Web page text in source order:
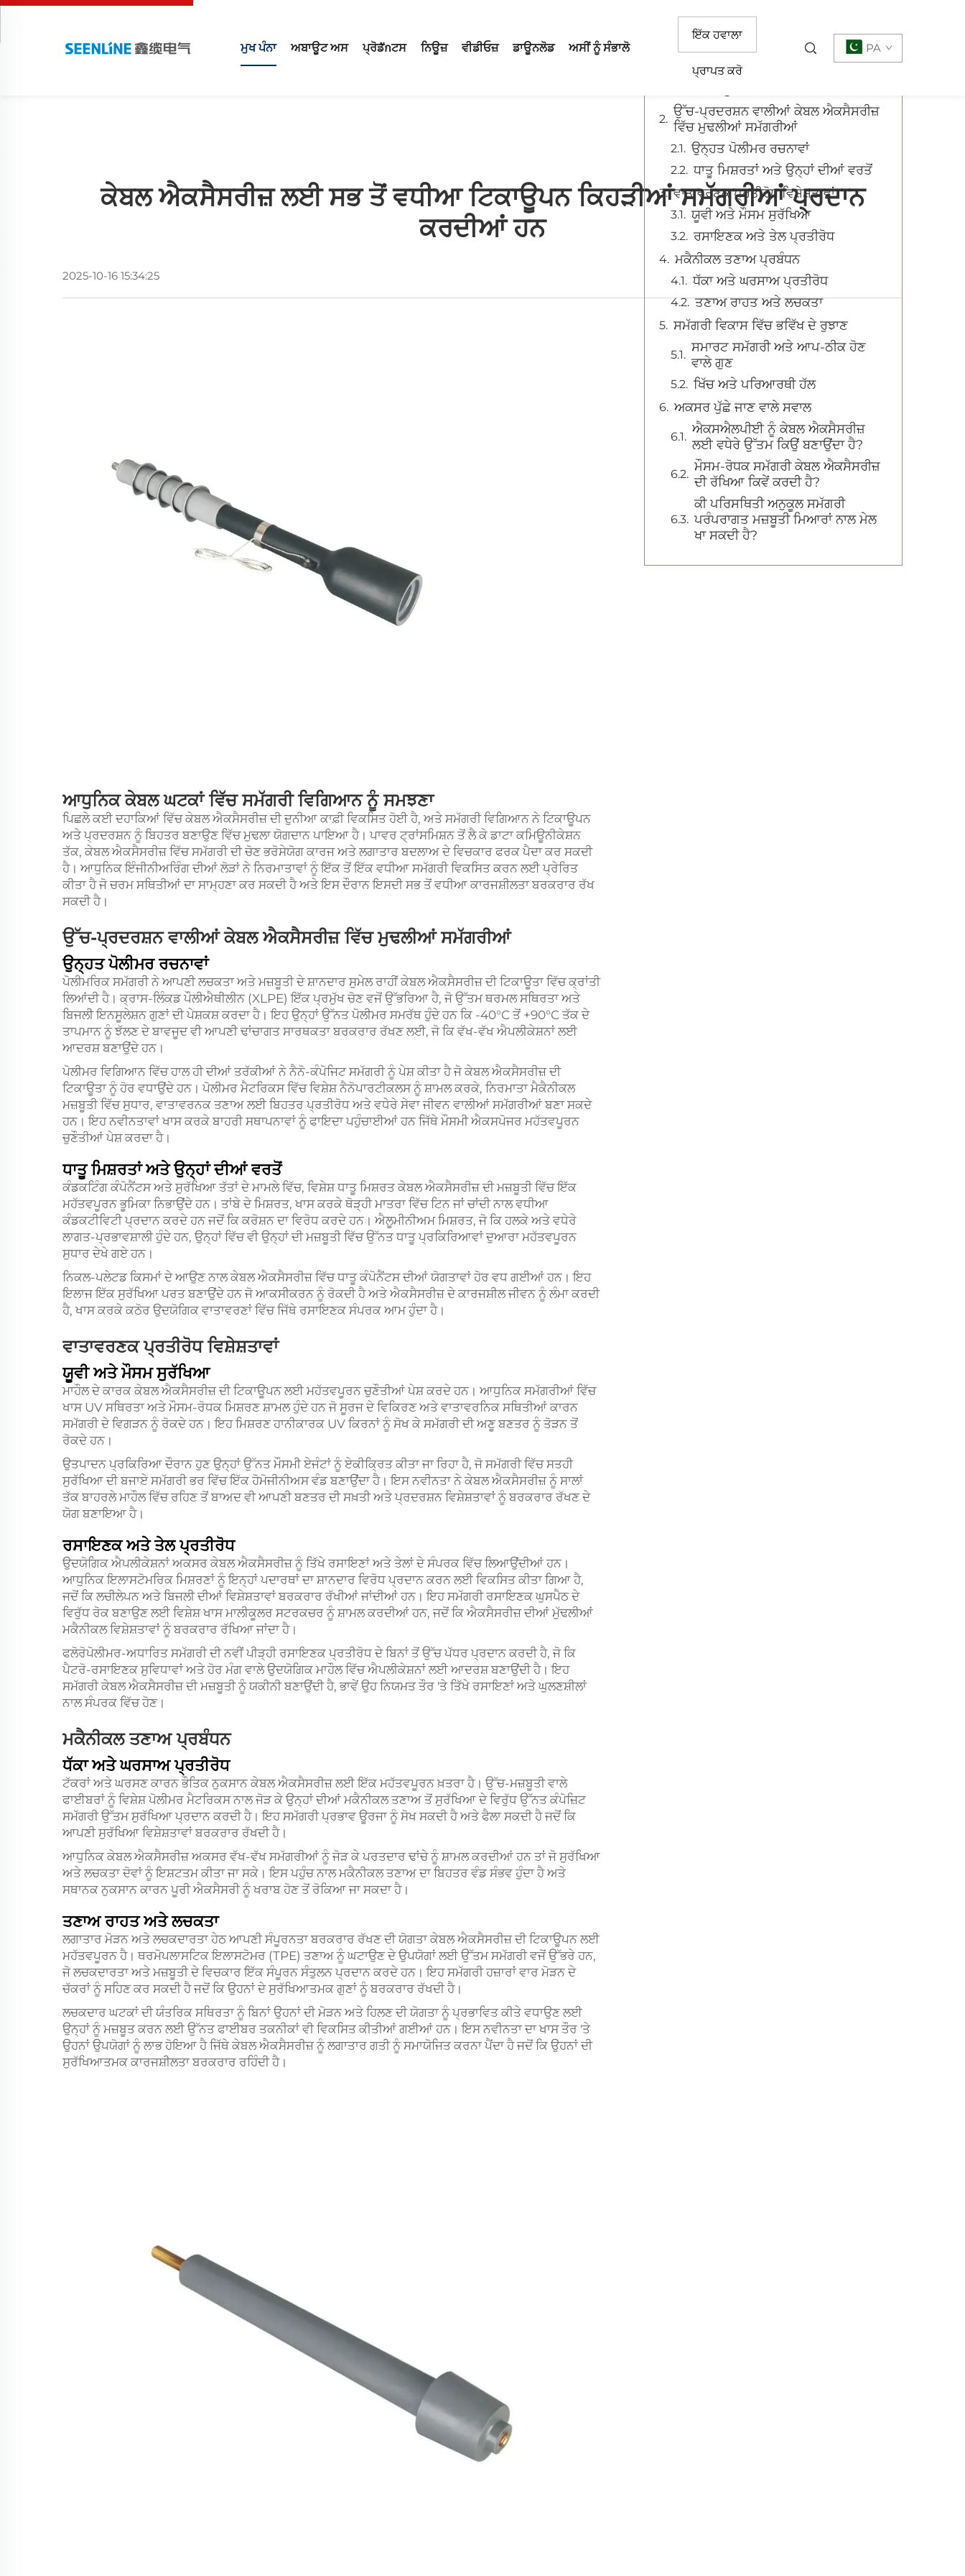
ਮੁਖ ਪੰਨਾ ਅਬਾਊਟ ਅਸ ਪ੍ਰੋਡักਟਸ ਨਿਊਜ਼ ਵੀਡੀਓਜ਼ ਡਾਊਨਲੋਡ ਅਸੀਂ ਨੂੰ ਸੰਭਾਲੋ
ਇੱਕ ਹਵਾਲਾ
ਪ੍ਰਾਪਤ ਕਰੋ
PA
ਕੇਬਲ ਐਕਸੈਸਰੀਜ਼ ਲਈ ਸਭ ਤੋਂ ਵਧੀਆ ਟਿਕਾਊਪਨ ਕਿਹੜੀਆਂ ਸਮੱਗਰੀਆਂ ਪ੍ਰਦਾਨ
ਕਰਦੀਆਂ ਹਨ
2025-10-16 15:34:25
ਆਧੁਨਿਕ ਕੇਬਲ ਘਟਕਾਂ ਵਿੱਚ ਸਮੱਗਰੀ ਵਿਗਿਆਨ ਨੂੰ ਸਮਝਣਾ
ਪਿਛਲੇ ਕਈ ਦਹਾਕਿਆਂ ਵਿੱਚ ਕੇਬਲ ਐਕਸੈਸਰੀਜ਼ ਦੀ ਦੁਨੀਆ ਕਾਫ਼ੀ ਵਿਕਸਿਤ ਹੋਈ ਹੈ, ਅਤੇ ਸਮੱਗਰੀ ਵਿਗਿਆਨ ਨੇ ਟਿਕਾਊਪਨ
ਅਤੇ ਪ੍ਰਦਰਸ਼ਨ ਨੂੰ ਬਿਹਤਰ ਬਣਾਉਣ ਵਿੱਚ ਮੁਢਲਾ ਯੋਗਦਾਨ ਪਾਇਆ ਹੈ। ਪਾਵਰ ਟ੍ਰਾਂਸਮਿਸ਼ਨ ਤੋਂ ਲੈ ਕੇ ਡਾਟਾ ਕਮਿਊਨੀਕੇਸ਼ਨ
ਤੱਕ, ਕੇਬਲ ਐਕਸੈਸਰੀਜ਼ ਵਿੱਚ ਸਮੱਗਰੀ ਦੀ ਚੋਣ ਭਰੋਸੇਯੋਗ ਕਾਰਜ ਅਤੇ ਲਗਾਤਾਰ ਬਦਲਾਅ ਦੇ ਵਿਚਕਾਰ ਫਰਕ ਪੈਦਾ ਕਰ ਸਕਦੀ
ਹੈ। ਆਧੁਨਿਕ ਇੰਜੀਨੀਅਰਿੰਗ ਦੀਆਂ ਲੋੜਾਂ ਨੇ ਨਿਰਮਾਤਾਵਾਂ ਨੂੰ ਇੱਕ ਤੋਂ ਇੱਕ ਵਧੀਆ ਸਮੱਗਰੀ ਵਿਕਸਿਤ ਕਰਨ ਲਈ ਪ੍ਰੇਰਿਤ
ਕੀਤਾ ਹੈ ਜੋ ਚਰਮ ਸਥਿਤੀਆਂ ਦਾ ਸਾਮ੍ਹਣਾ ਕਰ ਸਕਦੀ ਹੈ ਅਤੇ ਇਸ ਦੌਰਾਨ ਇਸਦੀ ਸਭ ਤੋਂ ਵਧੀਆ ਕਾਰਜਸ਼ੀਲਤਾ ਬਰਕਰਾਰ ਰੱਖ
ਸਕਦੀ ਹੈ।
ਉੱਚ-ਪ੍ਰਦਰਸ਼ਨ ਵਾਲੀਆਂ ਕੇਬਲ ਐਕਸੈਸਰੀਜ਼ ਵਿੱਚ ਮੁਢਲੀਆਂ ਸਮੱਗਰੀਆਂ
ਉਨ੍ਹਤ ਪੋਲੀਮਰ ਰਚਨਾਵਾਂ
ਪੋਲੀਮਰਿਕ ਸਮੱਗਰੀ ਨੇ ਆਪਣੀ ਲਚਕਤਾ ਅਤੇ ਮਜ਼ਬੂਤੀ ਦੇ ਸ਼ਾਨਦਾਰ ਸੁਮੇਲ ਰਾਹੀਂ ਕੇਬਲ ਐਕਸੈਸਰੀਜ਼ ਦੀ ਟਿਕਾਊਤਾ ਵਿੱਚ ਕ੍ਰਾਂਤੀ
ਲਿਆਂਦੀ ਹੈ। ਕ੍ਰਾਸ-ਲਿੰਕਡ ਪੌਲੀਐਥੀਲੀਨ (XLPE) ਇੱਕ ਪ੍ਰਮੁੱਖ ਚੋਣ ਵਜੋਂ ਉੱਭਰਿਆ ਹੈ, ਜੋ ਉੱਤਮ ਥਰਮਲ ਸਥਿਰਤਾ ਅਤੇ
ਬਿਜਲੀ ਇਨਸੂਲੇਸ਼ਨ ਗੁਣਾਂ ਦੀ ਪੇਸ਼ਕਸ਼ ਕਰਦਾ ਹੈ। ਇਹ ਉਨ੍ਹਾਂ ਉੱਨਤ ਪੋਲੀਮਰ ਸਮਰੱਥ ਹੁੰਦੇ ਹਨ ਕਿ -40°C ਤੋਂ +90°C ਤੱਕ ਦੇ
ਤਾਪਮਾਨ ਨੂੰ ਝੱਲਣ ਦੇ ਬਾਵਜੂਦ ਵੀ ਆਪਣੀ ਢਾਂਚਾਗਤ ਸਾਰਥਕਤਾ ਬਰਕਰਾਰ ਰੱਖਣ ਲਈ, ਜੋ ਕਿ ਵੱਖ-ਵੱਖ ਐਪਲੀਕੇਸ਼ਨਾਂ ਲਈ
ਆਦਰਸ਼ ਬਣਾਉਂਦੇ ਹਨ।
ਪੋਲੀਮਰ ਵਿਗਿਆਨ ਵਿੱਚ ਹਾਲ ਹੀ ਦੀਆਂ ਤਰੱਕੀਆਂ ਨੇ ਨੈਨੋ-ਕੰਪੋਜਿਟ ਸਮੱਗਰੀ ਨੂੰ ਪੇਸ਼ ਕੀਤਾ ਹੈ ਜੋ ਕੇਬਲ ਐਕਸੈਸਰੀਜ਼ ਦੀ
ਟਿਕਾਊਤਾ ਨੂੰ ਹੋਰ ਵਧਾਉਂਦੇ ਹਨ। ਪੋਲੀਮਰ ਮੈਟਰਿਕਸ ਵਿੱਚ ਵਿਸ਼ੇਸ਼ ਨੈਨੋਪਾਰਟੀਕਲਸ ਨੂੰ ਸ਼ਾਮਲ ਕਰਕੇ, ਨਿਰਮਾਤਾ ਮੈਕੈਨੀਕਲ
ਮਜ਼ਬੂਤੀ ਵਿੱਚ ਸੁਧਾਰ, ਵਾਤਾਵਰਨਕ ਤਣਾਅ ਲਈ ਬਿਹਤਰ ਪ੍ਰਤੀਰੋਧ ਅਤੇ ਵਧੇਰੇ ਸੇਵਾ ਜੀਵਨ ਵਾਲੀਆਂ ਸਮੱਗਰੀਆਂ ਬਣਾ ਸਕਦੇ
ਹਨ। ਇਹ ਨਵੀਨਤਾਵਾਂ ਖਾਸ ਕਰਕੇ ਬਾਹਰੀ ਸਥਾਪਨਾਵਾਂ ਨੂੰ ਫਾਇਦਾ ਪਹੁੰਚਾਈਆਂ ਹਨ ਜਿੱਥੇ ਮੌਸਮੀ ਐਕਸਪੋਜਰ ਮਹੱਤਵਪੂਰਨ
ਚੁਣੌਤੀਆਂ ਪੇਸ਼ ਕਰਦਾ ਹੈ।
ਧਾਤੂ ਮਿਸ਼ਰਤਾਂ ਅਤੇ ਉਨ੍ਹਾਂ ਦੀਆਂ ਵਰਤੋਂ
ਕੰਡਕਟਿੰਗ ਕੰਪੋਨੈਂਟਸ ਅਤੇ ਸੁਰੱਖਿਆ ਤੱਤਾਂ ਦੇ ਮਾਮਲੇ ਵਿੱਚ, ਵਿਸ਼ੇਸ਼ ਧਾਤੂ ਮਿਸ਼ਰਤ ਕੇਬਲ ਐਕਸੈਸਰੀਜ਼ ਦੀ ਮਜ਼ਬੂਤੀ ਵਿੱਚ ਇੱਕ
ਮਹੱਤਵਪੂਰਨ ਭੂਮਿਕਾ ਨਿਭਾਉਂਦੇ ਹਨ। ਤਾਂਬੇ ਦੇ ਮਿਸ਼ਰਤ, ਖਾਸ ਕਰਕੇ ਥੋੜ੍ਹੀ ਮਾਤਰਾ ਵਿੱਚ ਟਿਨ ਜਾਂ ਚਾਂਦੀ ਨਾਲ ਵਧੀਆ
ਕੰਡਕਟੀਵਿਟੀ ਪ੍ਰਦਾਨ ਕਰਦੇ ਹਨ ਜਦੋਂ ਕਿ ਕਰੋਸ਼ਨ ਦਾ ਵਿਰੋਧ ਕਰਦੇ ਹਨ। ਐਲੂਮੀਨੀਅਮ ਮਿਸ਼ਰਤ, ਜੋ ਕਿ ਹਲਕੇ ਅਤੇ ਵਧੇਰੇ
ਲਾਗਤ-ਪ੍ਰਭਾਵਸ਼ਾਲੀ ਹੁੰਦੇ ਹਨ, ਉਨ੍ਹਾਂ ਵਿੱਚ ਵੀ ਉਨ੍ਹਾਂ ਦੀ ਮਜ਼ਬੂਤੀ ਵਿੱਚ ਉੱਨਤ ਧਾਤੂ ਪ੍ਰਕਿਰਿਆਵਾਂ ਦੁਆਰਾ ਮਹੱਤਵਪੂਰਨ
ਸੁਧਾਰ ਦੇਖੇ ਗਏ ਹਨ।
ਨਿਕਲ-ਪਲੇਟਡ ਕਿਸਮਾਂ ਦੇ ਆਉਣ ਨਾਲ ਕੇਬਲ ਐਕਸੈਸਰੀਜ਼ ਵਿੱਚ ਧਾਤੂ ਕੰਪੋਨੈਂਟਸ ਦੀਆਂ ਯੋਗਤਾਵਾਂ ਹੋਰ ਵਧ ਗਈਆਂ ਹਨ। ਇਹ
ਇਲਾਜ ਇੱਕ ਸੁਰੱਖਿਆ ਪਰਤ ਬਣਾਉਂਦੇ ਹਨ ਜੋ ਆਕਸੀਕਰਨ ਨੂੰ ਰੋਕਦੀ ਹੈ ਅਤੇ ਐਕਸੈਸਰੀਜ਼ ਦੇ ਕਾਰਜਸ਼ੀਲ ਜੀਵਨ ਨੂੰ ਲੰਮਾ ਕਰਦੀ
ਹੈ, ਖਾਸ ਕਰਕੇ ਕਠੋਰ ਉਦਯੋਗਿਕ ਵਾਤਾਵਰਣਾਂ ਵਿੱਚ ਜਿੱਥੇ ਰਸਾਇਣਕ ਸੰਪਰਕ ਆਮ ਹੁੰਦਾ ਹੈ।
ਵਾਤਾਵਰਣਕ ਪ੍ਰਤੀਰੋਧ ਵਿਸ਼ੇਸ਼ਤਾਵਾਂ
ਯੂਵੀ ਅਤੇ ਮੌਸਮ ਸੁਰੱਖਿਆ
ਮਾਹੌਲ ਦੇ ਕਾਰਕ ਕੇਬਲ ਐਕਸੈਸਰੀਜ਼ ਦੀ ਟਿਕਾਊਪਨ ਲਈ ਮਹੱਤਵਪੂਰਨ ਚੁਣੌਤੀਆਂ ਪੇਸ਼ ਕਰਦੇ ਹਨ। ਆਧੁਨਿਕ ਸਮੱਗਰੀਆਂ ਵਿੱਚ
ਖਾਸ UV ਸਥਿਰਤਾ ਅਤੇ ਮੌਸਮ-ਰੋਧਕ ਮਿਸ਼ਰਣ ਸ਼ਾਮਲ ਹੁੰਦੇ ਹਨ ਜੋ ਸੂਰਜ ਦੇ ਵਿਕਿਰਣ ਅਤੇ ਵਾਤਾਵਰਨਿਕ ਸਥਿਤੀਆਂ ਕਾਰਨ
ਸਮੱਗਰੀ ਦੇ ਵਿਗੜਨ ਨੂੰ ਰੋਕਦੇ ਹਨ। ਇਹ ਮਿਸ਼ਰਣ ਹਾਨੀਕਾਰਕ UV ਕਿਰਨਾਂ ਨੂੰ ਸੋਖ ਕੇ ਸਮੱਗਰੀ ਦੀ ਅਣੂ ਬਣਤਰ ਨੂੰ ਤੋੜਨ ਤੋਂ
ਰੋਕਦੇ ਹਨ।
ਉਤਪਾਦਨ ਪ੍ਰਕਿਰਿਆ ਦੌਰਾਨ ਹੁਣ ਉਨ੍ਹਾਂ ਉੱਨਤ ਮੌਸਮੀ ਏਜੰਟਾਂ ਨੂੰ ਏਕੀਕ੍ਰਿਤ ਕੀਤਾ ਜਾ ਰਿਹਾ ਹੈ, ਜੋ ਸਮੱਗਰੀ ਵਿੱਚ ਸਤਹੀ
ਸੁਰੱਖਿਆ ਦੀ ਬਜਾਏ ਸਮੱਗਰੀ ਭਰ ਵਿੱਚ ਇੱਕ ਹੋਮੋਜੀਨੀਅਸ ਵੰਡ ਬਣਾਉਂਦਾ ਹੈ। ਇਸ ਨਵੀਨਤਾ ਨੇ ਕੇਬਲ ਐਕਸੈਸਰੀਜ਼ ਨੂੰ ਸਾਲਾਂ
ਤੱਕ ਬਾਹਰਲੇ ਮਾਹੌਲ ਵਿੱਚ ਰਹਿਣ ਤੋਂ ਬਾਅਦ ਵੀ ਆਪਣੀ ਬਣਤਰ ਦੀ ਸਖ਼ਤੀ ਅਤੇ ਪ੍ਰਦਰਸ਼ਨ ਵਿਸ਼ੇਸ਼ਤਾਵਾਂ ਨੂੰ ਬਰਕਰਾਰ ਰੱਖਣ ਦੇ
ਯੋਗ ਬਣਾਇਆ ਹੈ।
ਰਸਾਇਣਕ ਅਤੇ ਤੇਲ ਪ੍ਰਤੀਰੋਧ
ਉਦਯੋਗਿਕ ਐਪਲੀਕੇਸ਼ਨਾਂ ਅਕਸਰ ਕੇਬਲ ਐਕਸੈਸਰੀਜ਼ ਨੂੰ ਤਿੱਖੇ ਰਸਾਇਣਾਂ ਅਤੇ ਤੇਲਾਂ ਦੇ ਸੰਪਰਕ ਵਿੱਚ ਲਿਆਉਂਦੀਆਂ ਹਨ।
ਆਧੁਨਿਕ ਇਲਾਸਟੋਮਰਿਕ ਮਿਸ਼ਰਣਾਂ ਨੂੰ ਇਨ੍ਹਾਂ ਪਦਾਰਥਾਂ ਦਾ ਸ਼ਾਨਦਾਰ ਵਿਰੋਧ ਪ੍ਰਦਾਨ ਕਰਨ ਲਈ ਵਿਕਸਿਤ ਕੀਤਾ ਗਿਆ ਹੈ,
ਜਦੋਂ ਕਿ ਲਚੀਲੇਪਨ ਅਤੇ ਬਿਜਲੀ ਦੀਆਂ ਵਿਸ਼ੇਸ਼ਤਾਵਾਂ ਬਰਕਰਾਰ ਰੱਖੀਆਂ ਜਾਂਦੀਆਂ ਹਨ। ਇਹ ਸਮੱਗਰੀ ਰਸਾਇਣਕ ਘੁਸਪੈਠ ਦੇ
ਵਿਰੁੱਧ ਰੋਕ ਬਣਾਉਣ ਲਈ ਵਿਸ਼ੇਸ਼ ਖਾਸ ਮਾਲੀਕੂਲਰ ਸਟਰਕਚਰ ਨੂੰ ਸ਼ਾਮਲ ਕਰਦੀਆਂ ਹਨ, ਜਦੋਂ ਕਿ ਐਕਸੈਸਰੀਜ਼ ਦੀਆਂ ਮੁੱਢਲੀਆਂ
ਮਕੈਨੀਕਲ ਵਿਸ਼ੇਸ਼ਤਾਵਾਂ ਨੂੰ ਬਰਕਰਾਰ ਰੱਖਿਆ ਜਾਂਦਾ ਹੈ।
ਫਲੋਰੋਪੋਲੀਮਰ-ਅਧਾਰਿਤ ਸਮੱਗਰੀ ਦੀ ਨਵੀਂ ਪੀੜ੍ਹੀ ਰਸਾਇਣਕ ਪ੍ਰਤੀਰੋਧ ਦੇ ਬਿਨਾਂ ਤੋਂ ਉੱਚ ਪੱਧਰ ਪ੍ਰਦਾਨ ਕਰਦੀ ਹੈ, ਜੋ ਕਿ
ਪੈਟਰੋ-ਰਸਾਇਣਕ ਸੁਵਿਧਾਵਾਂ ਅਤੇ ਹੋਰ ਮੰਗ ਵਾਲੇ ਉਦਯੋਗਿਕ ਮਾਹੌਲ ਵਿੱਚ ਐਪਲੀਕੇਸ਼ਨਾਂ ਲਈ ਆਦਰਸ਼ ਬਣਾਉਂਦੀ ਹੈ। ਇਹ
ਸਮੱਗਰੀ ਕੇਬਲ ਐਕਸੈਸਰੀਜ਼ ਦੀ ਮਜ਼ਬੂਤੀ ਨੂੰ ਯਕੀਨੀ ਬਣਾਉਂਦੀ ਹੈ, ਭਾਵੇਂ ਉਹ ਨਿਯਮਤ ਤੌਰ 'ਤੇ ਤਿੱਖੇ ਰਸਾਇਣਾਂ ਅਤੇ ਘੁਲਣਸ਼ੀਲਾਂ
ਨਾਲ ਸੰਪਰਕ ਵਿੱਚ ਹੋਣ।
ਮਕੈਨੀਕਲ ਤਣਾਅ ਪ੍ਰਬੰਧਨ
ਧੱਕਾ ਅਤੇ ਘਰਸਾਅ ਪ੍ਰਤੀਰੋਧ
ਟੱਕਰਾਂ ਅਤੇ ਘਰਸਣ ਕਾਰਨ ਭੌਤਿਕ ਨੁਕਸਾਨ ਕੇਬਲ ਐਕਸੈਸਰੀਜ਼ ਲਈ ਇੱਕ ਮਹੱਤਵਪੂਰਨ ਖ਼ਤਰਾ ਹੈ। ਉੱਚ-ਮਜ਼ਬੂਤੀ ਵਾਲੇ
ਫਾਈਬਰਾਂ ਨੂੰ ਵਿਸ਼ੇਸ਼ ਪੋਲੀਮਰ ਮੈਟਰਿਕਸ ਨਾਲ ਜੋੜ ਕੇ ਉਨ੍ਹਾਂ ਦੀਆਂ ਮਕੈਨੀਕਲ ਤਣਾਅ ਤੋਂ ਸੁਰੱਖਿਆ ਦੇ ਵਿਰੁੱਧ ਉੱਨਤ ਕੰਪੋਜ਼ਿਟ
ਸਮੱਗਰੀ ਉੱਤਮ ਸੁਰੱਖਿਆ ਪ੍ਰਦਾਨ ਕਰਦੀ ਹੈ। ਇਹ ਸਮੱਗਰੀ ਪ੍ਰਭਾਵ ਊਰਜਾ ਨੂੰ ਸੋਖ ਸਕਦੀ ਹੈ ਅਤੇ ਫੈਲਾ ਸਕਦੀ ਹੈ ਜਦੋਂ ਕਿ
ਆਪਣੀ ਸੁਰੱਖਿਆ ਵਿਸ਼ੇਸ਼ਤਾਵਾਂ ਬਰਕਰਾਰ ਰੱਖਦੀ ਹੈ।
ਆਧੁਨਿਕ ਕੇਬਲ ਐਕਸੈਸਰੀਜ਼ ਅਕਸਰ ਵੱਖ-ਵੱਖ ਸਮੱਗਰੀਆਂ ਨੂੰ ਜੋੜ ਕੇ ਪਰਤਦਾਰ ਢਾਂਚੇ ਨੂੰ ਸ਼ਾਮਲ ਕਰਦੀਆਂ ਹਨ ਤਾਂ ਜੋ ਸੁਰੱਖਿਆ
ਅਤੇ ਲਚਕਤਾ ਦੋਵਾਂ ਨੂੰ ਇਸ਼ਟਤਮ ਕੀਤਾ ਜਾ ਸਕੇ। ਇਸ ਪਹੁੰਚ ਨਾਲ ਮਕੈਨੀਕਲ ਤਣਾਅ ਦਾ ਬਿਹਤਰ ਵੰਡ ਸੰਭਵ ਹੁੰਦਾ ਹੈ ਅਤੇ
ਸਥਾਨਕ ਨੁਕਸਾਨ ਕਾਰਨ ਪੂਰੀ ਐਕਸੈਸਰੀ ਨੂੰ ਖਰਾਬ ਹੋਣ ਤੋਂ ਰੋਕਿਆ ਜਾ ਸਕਦਾ ਹੈ।
ਤਣਾਅ ਰਾਹਤ ਅਤੇ ਲਚਕਤਾ
ਲਗਾਤਾਰ ਮੋੜਨ ਅਤੇ ਲਚਕਦਾਰਤਾ ਹੇਠ ਆਪਣੀ ਸੰਪੂਰਨਤਾ ਬਰਕਰਾਰ ਰੱਖਣ ਦੀ ਯੋਗਤਾ ਕੇਬਲ ਐਕਸੈਸਰੀਜ਼ ਦੀ ਟਿਕਾਊਪਨ ਲਈ
ਮਹੱਤਵਪੂਰਨ ਹੈ। ਥਰਮੋਪਲਾਸਟਿਕ ਇਲਾਸਟੋਮਰ (TPE) ਤਣਾਅ ਨੂੰ ਘਟਾਉਣ ਦੇ ਉਪਯੋਗਾਂ ਲਈ ਉੱਤਮ ਸਮੱਗਰੀ ਵਜੋਂ ਉੱਭਰੇ ਹਨ,
ਜੋ ਲਚਕਦਾਰਤਾ ਅਤੇ ਮਜ਼ਬੂਤੀ ਦੇ ਵਿਚਕਾਰ ਇੱਕ ਸੰਪੂਰਨ ਸੰਤੁਲਨ ਪ੍ਰਦਾਨ ਕਰਦੇ ਹਨ। ਇਹ ਸਮੱਗਰੀ ਹਜ਼ਾਰਾਂ ਵਾਰ ਮੋੜਨ ਦੇ
ਚੱਕਰਾਂ ਨੂੰ ਸਹਿਣ ਕਰ ਸਕਦੀ ਹੈ ਜਦੋਂ ਕਿ ਉਹਨਾਂ ਦੇ ਸੁਰੱਖਿਆਤਮਕ ਗੁਣਾਂ ਨੂੰ ਬਰਕਰਾਰ ਰੱਖਦੀ ਹੈ।
ਲਚਕਦਾਰ ਘਟਕਾਂ ਦੀ ਯੰਤਰਿਕ ਸਥਿਰਤਾ ਨੂੰ ਬਿਨਾਂ ਉਹਨਾਂ ਦੀ ਮੋੜਨ ਅਤੇ ਹਿਲਣ ਦੀ ਯੋਗਤਾ ਨੂੰ ਪ੍ਰਭਾਵਿਤ ਕੀਤੇ ਵਧਾਉਣ ਲਈ
ਉਨ੍ਹਾਂ ਨੂੰ ਮਜ਼ਬੂਤ ਕਰਨ ਲਈ ਉੱਨਤ ਫਾਈਬਰ ਤਕਨੀਕਾਂ ਵੀ ਵਿਕਸਿਤ ਕੀਤੀਆਂ ਗਈਆਂ ਹਨ। ਇਸ ਨਵੀਨਤਾ ਦਾ ਖਾਸ ਤੌਰ 'ਤੇ
ਉਹਨਾਂ ਉਪਯੋਗਾਂ ਨੂੰ ਲਾਭ ਹੋਇਆ ਹੈ ਜਿੱਥੇ ਕੇਬਲ ਐਕਸੈਸਰੀਜ਼ ਨੂੰ ਲਗਾਤਾਰ ਗਤੀ ਨੂੰ ਸਮਾਯੋਜਿਤ ਕਰਨਾ ਪੈਂਦਾ ਹੈ ਜਦੋਂ ਕਿ ਉਹਨਾਂ ਦੀ
ਸੁਰੱਖਿਆਤਮਕ ਕਾਰਜਸ਼ੀਲਤਾ ਬਰਕਰਾਰ ਰਹਿੰਦੀ ਹੈ।
ਸਮੱਗਰੀ
ਆਧੁਨਿਕ ਕੇਬਲ ਘਟਕਾਂ ਵਿੱਚ ਸਮੱਗਰੀ
ਉੱਚ-ਪ੍ਰਦਰਸ਼ਨ ਵਾਲੀਆਂ ਕੇਬਲ ਐਕਸੈਸਰੀਜ਼
ਵਿੱਚ ਮੁਢਲੀਆਂ ਸਮੱਗਰੀਆਂ
ਉਨ੍ਹਤ ਪੋਲੀਮਰ ਰਚਨਾਵਾਂ
ਧਾਤੂ ਮਿਸ਼ਰਤਾਂ ਅਤੇ ਉਨ੍ਹਾਂ ਦੀਆਂ ਵਰਤੋਂ
ਵਾਤਾਵਰਣਕ ਪ੍ਰਤੀਰੋਧ ਵਿਸ਼ੇਸ਼ਤਾਵਾਂ
ਯੂਵੀ ਅਤੇ ਮੌਸਮ ਸੁਰੱਖਿਆ
ਰਸਾਇਣਕ ਅਤੇ ਤੇਲ ਪ੍ਰਤੀਰੋਧ
ਮਕੈਨੀਕਲ ਤਣਾਅ ਪ੍ਰਬੰਧਨ
ਧੱਕਾ ਅਤੇ ਘਰਸਾਅ ਪ੍ਰਤੀਰੋਧ
ਤਣਾਅ ਰਾਹਤ ਅਤੇ ਲਚਕਤਾ
ਸਮੱਗਰੀ ਵਿਕਾਸ ਵਿੱਚ ਭਵਿੱਖ ਦੇ ਰੁਝਾਣ
ਸਮਾਰਟ ਸਮੱਗਰੀ ਅਤੇ ਆਪ-ਠੀਕ ਹੋਣ
ਵਾਲੇ ਗੁਣ
ਖਿੱਚ ਅਤੇ ਪਰਿਆਰਥੀ ਹੱਲ
ਅਕਸਰ ਪੁੱਛੇ ਜਾਣ ਵਾਲੇ ਸਵਾਲ
ਐਕਸਐਲਪੀਈ ਨੂੰ ਕੇਬਲ ਐਕਸੈਸਰੀਜ਼
ਲਈ ਵਧੇਰੇ ਉੱਤਮ ਕਿਉਂ ਬਣਾਉਂਦਾ ਹੈ?
ਮੌਸਮ-ਰੋਧਕ ਸਮੱਗਰੀ ਕੇਬਲ ਐਕਸੈਸਰੀਜ਼
ਦੀ ਰੱਖਿਆ ਕਿਵੇਂ ਕਰਦੀ ਹੈ?
ਕੀ ਪਰਿਸਥਿਤੀ ਅਨੁਕੂਲ ਸਮੱਗਰੀ
ਪਰੰਪਰਾਗਤ ਮਜ਼ਬੂਤੀ ਮਿਆਰਾਂ ਨਾਲ ਮੇਲ
ਖਾ ਸਕਦੀ ਹੈ?